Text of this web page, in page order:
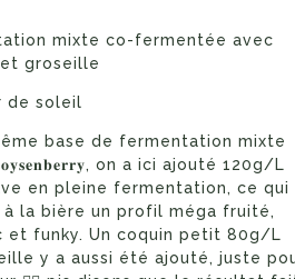
mixte co-fermentée avec
groseille
de soleil
base de fermentation mixte
on a ici ajouté 120g/L
en pleine fermentation, ce qui
la bière un profil méga fruité,
et funky. Un coquin petit 80g/L
y a aussi été ajouté, juste